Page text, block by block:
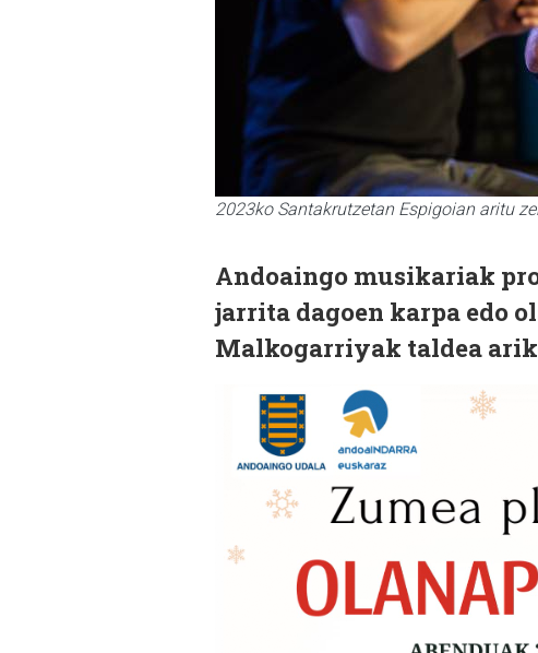
2023ko Santakrutzetan Espigoian aritu
Andoaingo musikariak
jarrita dagoen karpa edo
Malkogarriyak taldea